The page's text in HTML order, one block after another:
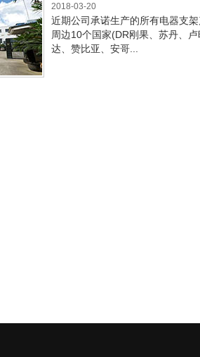
2018-03-20
近期公司承诺生产的所有电器支
周边10个国家(DR刚果、苏丹、
达、赞比亚、安哥...